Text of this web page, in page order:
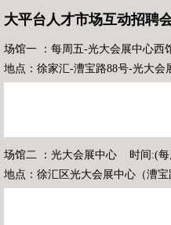
大平台人才市场互动招聘
场馆一 ：每周五-光大会展中心西
地点：徐家汇-漕宝路88号-光大会
场馆二 ：光大会展中心 时间:(每
地点：徐汇区光大会展中心（漕宝